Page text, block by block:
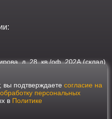
д. 28, кв./оф. 202А (склад)
в соответствии с требованиями
года №152-ФЗ "О персональных
Мебеласка возможно только при
персональных данных. Для
с пользователями мы
вы подтверждаете согласие на
персональных
в Политике